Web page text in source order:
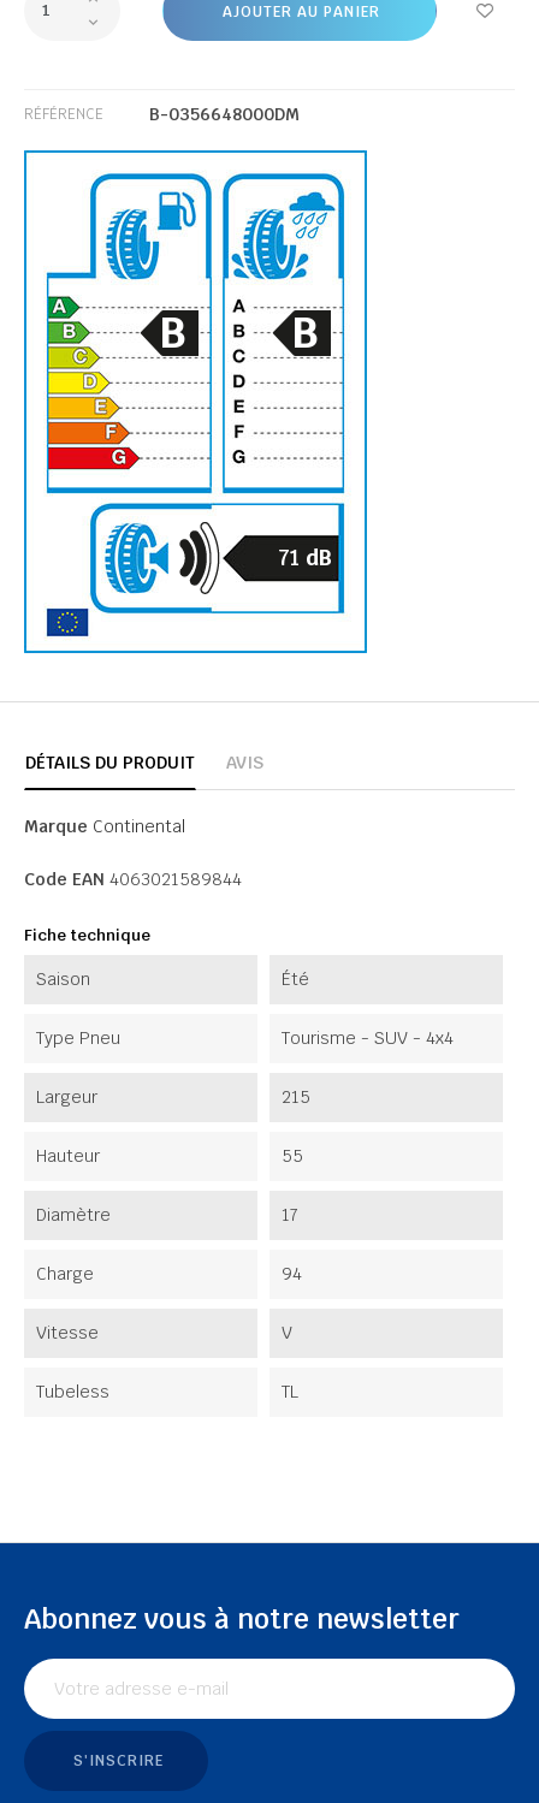
AJOUTER AU PANIER
RÉFÉRENCE B-0356648000DM
B B
71 dB
DÉTAILS DU PRODUIT AVIS
Marque Continental
Code EAN 4063021589844
Fiche technique
Saison Été
Type Pneu Tourisme - SUV - 4x4
Largeur 215
Hauteur 55
Diamètre 17
Charge 94
Vitesse V
Tubeless TL
Abonnez vous à notre newsletter
S'INSCRIRE